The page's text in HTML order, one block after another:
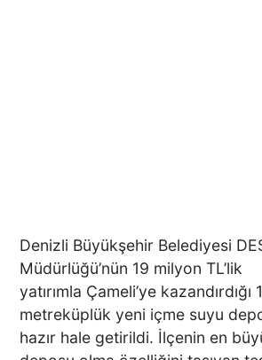
Denizli Büyükşehir Belediyesi
Müdürlüğü’nün 19 milyon TL’lik
yatırımla Çameli’ye kazandırdığı
metreküplük yeni içme suyu
hazır hale getirildi. İlçenin en